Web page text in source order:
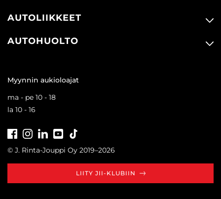
AUTOLIIKKEET
AUTOHUOLTO
Myynnin aukioloajat
ma - pe 10 - 18
la 10 - 16
FacebookInstagramLinkedInYoutube
© J. Rinta-Jouppi Oy 2019–2026
LIITY JII-KLUBIIN